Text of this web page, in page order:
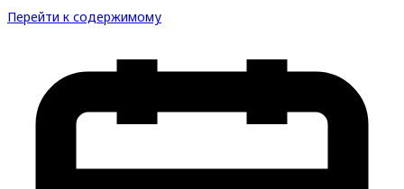
Перейти к содержимому